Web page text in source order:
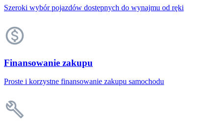
Szeroki wybór pojazdów dostępnych do wynajmu od ręki
Finansowanie zakupu
Proste i korzystne finansowanie zakupu samochodu